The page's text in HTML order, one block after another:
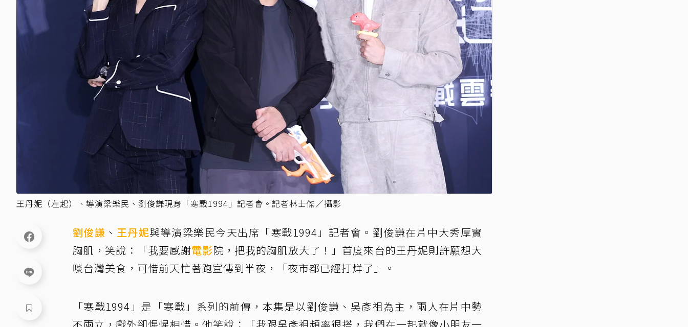
王丹妮（左起）、導演梁樂民、劉俊謙現身「寒戰1994」記者會。記者林士傑／攝影
劉俊謙 、 王丹妮與導演梁樂民今天出席「寒戰1994」記者會。劉俊謙在片中大秀厚實
胸肌，笑說：「我要感謝電影院，把我的胸肌放大了！」首度來台的王丹妮則許願想大
啖台灣美食，可惜前天忙著跑宣傳到半夜，「夜市都已經打烊了」。
「寒戰1994」是「寒戰」系列的前傳，本集是以劉俊謙、吳彥祖為主，兩人在片中勢